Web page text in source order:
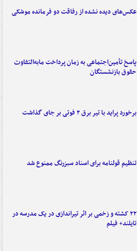
عکس‌های دیده نشده از رفاقت دو فرمانده‌ موشکی
پاسخ تأمین‌اجتماعی به زمان پرداخت مابه‌التفاوت
حقوق بازنشستگان
برخورد پراید با تیر برق ۲ فوتی بر جای گذاشت
تنظیم قولنامه برای اسناد سبزرنگ ممنوع شد
۲۲ کشته و زخمی بر اثر تیراندازی در یک مدرسه در
تایلند+ فیلم